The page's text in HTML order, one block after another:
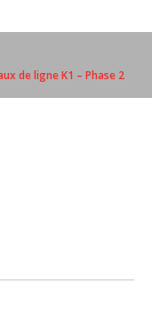
de ligne K1 – Phase 2